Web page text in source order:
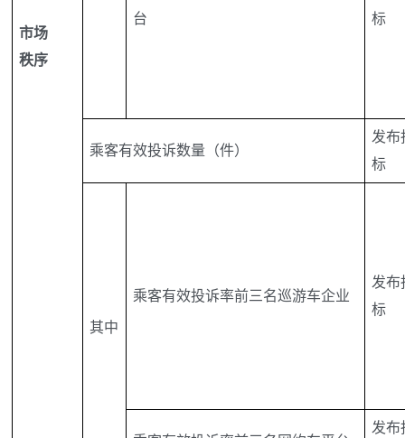
市场
秩序
台
标
乘客有效投诉数量（件）
发布
标
其中
乘客有效投诉率前三名巡游车企业
发布
标
发布